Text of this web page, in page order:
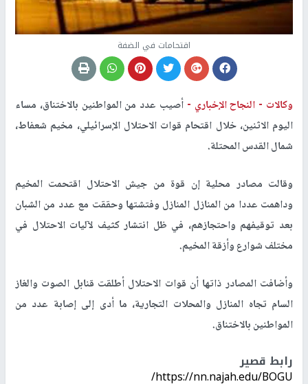
اقتحامات في الضفة
وكالات - النجاح الإخباري - أصيب عدد من المواطنين بالاختناق، مساء
اليوم الاثنين، خلال اقتحام قوات الاحتلال الإسرائيلي، مخيم شعفاط،
شمال القدس المحتلة.
وقالت مصادر محلية إن قوة من جيش الاحتلال اقتحمت المخيم
وداهمت عددا من المنازل المنازل وفتشتها وحققت مع عدد من الشبان
بعد توقيفهم واحتجازهم، في ظل انتشار كثيف لآليات الاحتلال في
مختلف شوارع وأزقة المخيم.
وأضافت المصادر ذاتها أن قوات الاحتلال أطلقت قنابل الصوت والغاز
السام تجاه المنازل والمحلات التجارية، ما أدى إلى إصابة عدد من
المواطنين بالاختناق.
رابط قصير
https://nn.najah.edu/BOGU/